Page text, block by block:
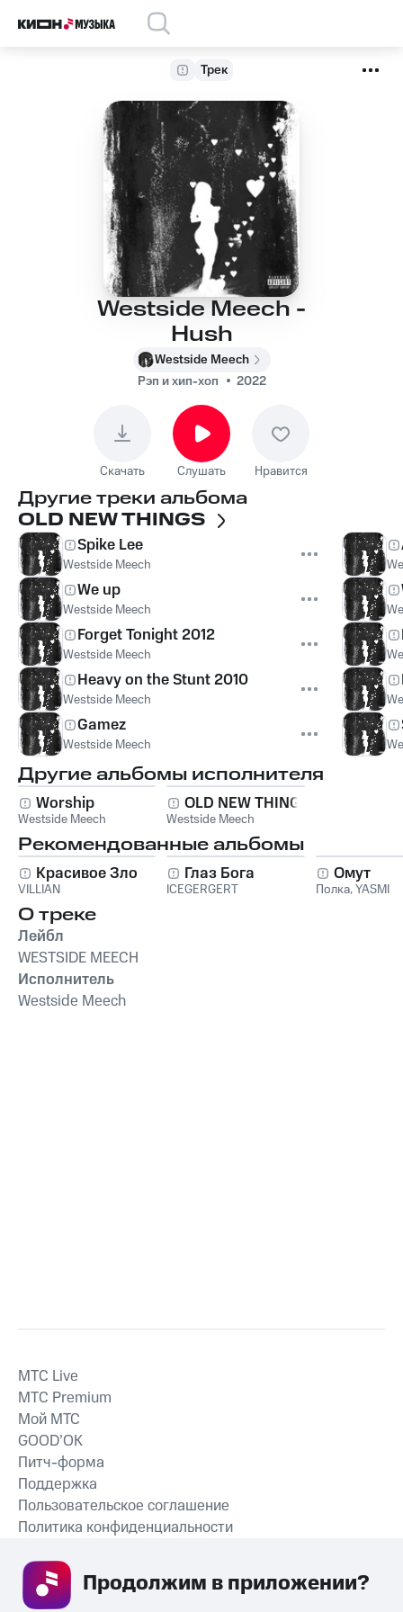
Трек
Westside Meech -
Hush
Westside Meech
Рэп и хип-хоп
2022
Скачать Слушать Нравится
Другие треки альбома
OLD NEW THINGS
Spike Lee
Westside Meech
We up
Westside Meech
Forget Tonight 2012
Westside Meech
Heavy on the Stunt 2010
Westside Meech
Gamez
Westside Meech
Другие альбомы исполнителя
Worship
Westside Meech
OLD NEW THINGS
Westside Meech
Рекомендованные альбомы
Красивое Зло
VILLIAN
Глаз Бога
ICEGERGERT
Омут
Полка,YASMI
О треке
Лейбл
WESTSIDE MEECH
Исполнитель
Westside Meech
СКАЧАТЬ ПРИЛОЖЕНИЕ
MTС Live
MTС Premium
Мой МТС
GOOD’OK
Питч-форма
Поддержка
Пользовательское соглашение
Политика конфиденциальности